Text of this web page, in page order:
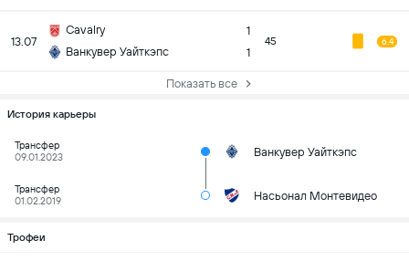
13.07
Cavalry
Ванкувер Уайткэпс
1
1
45 6.4
Показать все
История карьеры
Трансфер
09.01.2023
Ванкувер Уайткэпс
Трансфер
01.02.2019
Насьонал Монтевидео
Трофеи